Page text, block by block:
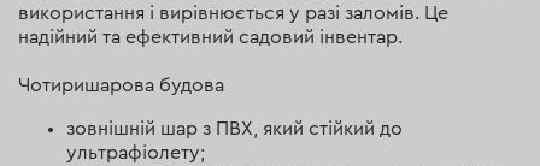
використання і вирівнюється у разі заломів. Це
надійний та ефективний садовий інвентар.
Чотиришарова будова
зовнішній шар з ПВХ, який стійкий до
ультрафіолету;